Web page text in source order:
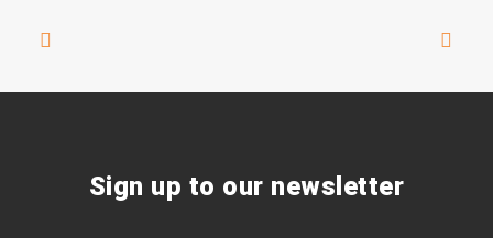
Sign up to our newsletter